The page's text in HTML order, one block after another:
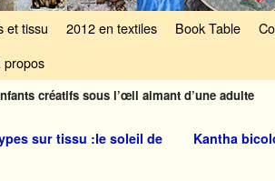
et tissu 2012 en textiles Book Table
propos
créatifs sous l’œil aimant d’une adulte
sur tissu :le soleil de
Kantha